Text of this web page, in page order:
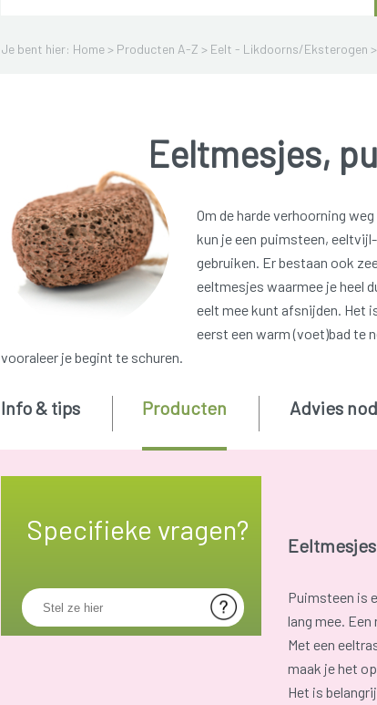
Je bent hier: Home > Producten A-Z > Eelt - Likdoorns/Eksterogen >
Eeltmesjes,
Om de harde verhoorning
kun je een puimsteen,
gebruiken. Er bestaan ook
eeltmesjes waarmee je heel
eelt mee kunt afsnijden. Het
eerst een warm (voet)bad te
vooraleer je begint te schuren.
Specifieke vragen?
Info & tips Producten Advies
Puimsteen is
lang mee.
Met een
maak je het
Het is